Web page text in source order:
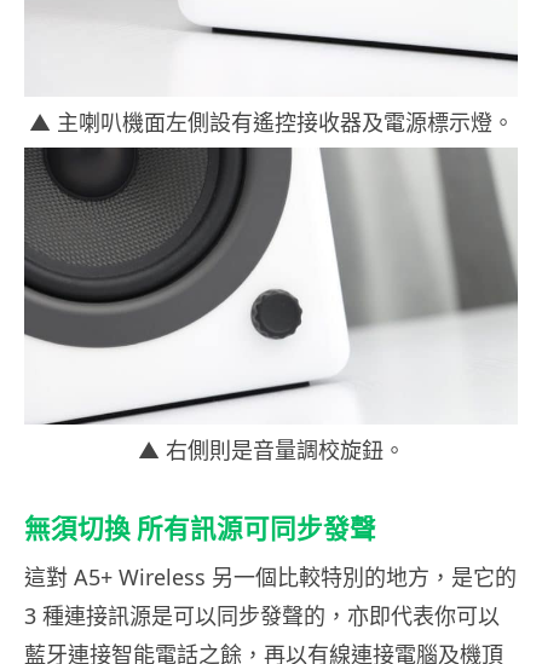
▲ 主喇叭機面左側設有遙控接收器及電源標示燈。
▲ 右側則是音量調校旋鈕。
無須切換 所有訊源可同步發聲
這對 A5+ Wireless 另一個比較特別的地方，是它的
3 種連接訊源是可以同步發聲的，亦即代表你可以
藍牙連接智能電話之餘，再以有線連接電腦及機頂